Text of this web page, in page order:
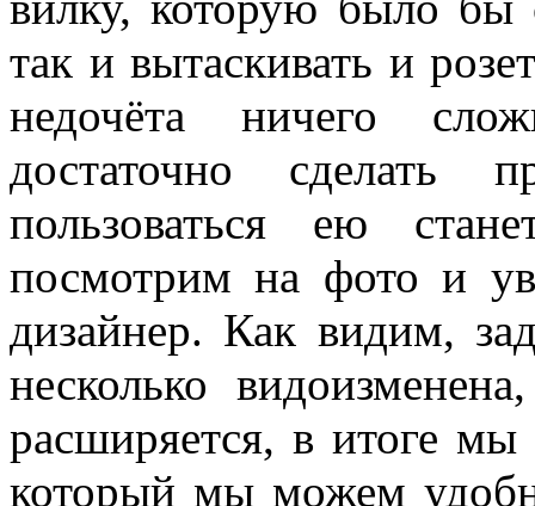
так и вытаскивать и
недочёта ничего
достаточно
пользоваться ею
посмотрим на фото и
дизайнер. Как видим,
несколько
расширяется, в итоге мы
который мы можем